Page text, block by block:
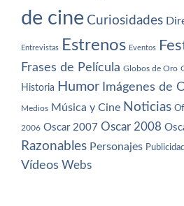
de cine Curiosidades
Entrevistas Estrenos Eventos
Frases de Película Globos de Oro
Historia Humor Imágenes de
Medios Música y Cine Noticias
2006 Oscar 2007 Oscar 2008
Razonables Personajes Publicidad
Vídeos Webs